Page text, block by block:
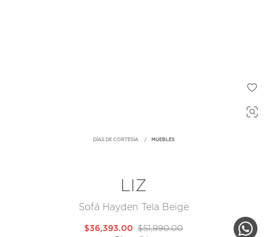
DÍAS DE CORTESÍA MUEBLES
LIZ
Sofá Hayden Tela Beige
$51,990.00
$36,393.00